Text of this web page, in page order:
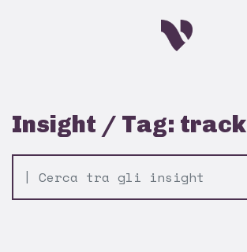
Insight / Tag: track